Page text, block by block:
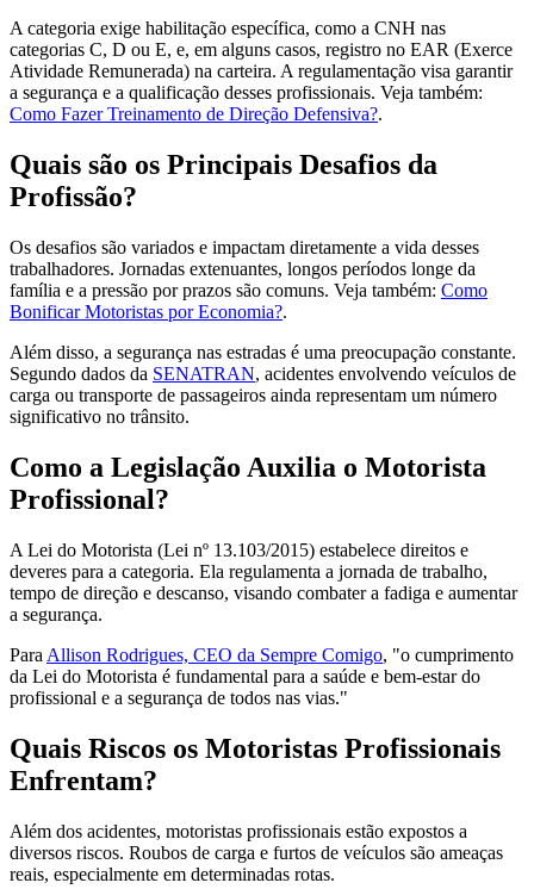
A categoria exige habilitação específica, como a CNH nas
categorias C, D ou E, e, em alguns casos, registro no EAR (Exerce
Atividade Remunerada) na carteira. A regulamentação visa garantir
a segurança e a qualificação desses profissionais. Veja também:
Como Fazer Treinamento de Direção Defensiva?.
Quais são os Principais Desafios da
Profissão?
Os desafios são variados e impactam diretamente a vida desses
trabalhadores. Jornadas extenuantes, longos períodos longe da
família e a pressão por prazos são comuns. Veja também: Como
Bonificar Motoristas por Economia?.
Além disso, a segurança nas estradas é uma preocupação constante.
Segundo dados da SENATRAN, acidentes envolvendo veículos de
carga ou transporte de passageiros ainda representam um número
significativo no trânsito.
Como a Legislação Auxilia o Motorista
Profissional?
A Lei do Motorista (Lei nº 13.103/2015) estabelece direitos e
deveres para a categoria. Ela regulamenta a jornada de trabalho,
tempo de direção e descanso, visando combater a fadiga e aumentar
a segurança.
Para Allison Rodrigues, CEO da Sempre Comigo, "o cumprimento
da Lei do Motorista é fundamental para a saúde e bem-estar do
profissional e a segurança de todos nas vias."
Quais Riscos os Motoristas Profissionais
Enfrentam?
Além dos acidentes, motoristas profissionais estão expostos a
diversos riscos. Roubos de carga e furtos de veículos são ameaças
reais, especialmente em determinadas rotas.